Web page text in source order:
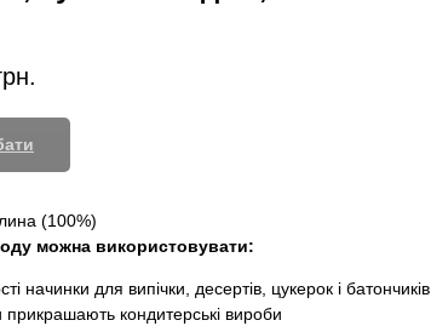
(100%)
можна використовувати:
начинки для випічки, десертів, цукерок і батончиків
прикрашають кондитерські вироби